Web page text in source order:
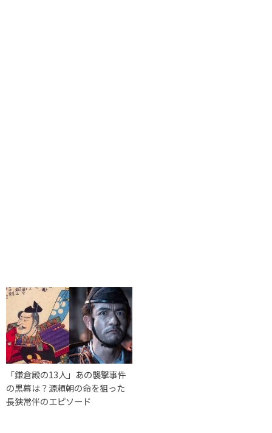
「鎌倉殿の13人」あの襲撃事件
の黒幕は？源頼朝の命を狙った
長狭常伴のエピソード